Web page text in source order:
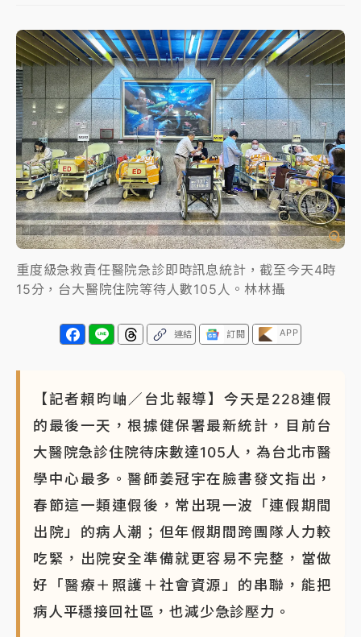
有片｜ 白海豚暴風圈逼近！新北淡水赫見龍捲風 榕樹
連根拔起
中颱白海豚風雨來了！中部以北防豪雨 今晚、明天影
響最劇烈
白海豚逼近！北市水門只出不進 未移置車輛最高罰
4800＋拖吊費
重度級急救責任醫院急診即時訊息統計，截至今天4時
15分，台大醫院住院等待人數105人。林林攝
連結 訂閱 APP
【記者賴昀岫／台北報導】今天是228連假
的最後一天，根據健保署最新統計，目前台
大醫院急診住院待床數達105人，為台北市醫
學中心最多。醫師姜冠宇在臉書發文指出，
春節這一類連假後，常出現一波「連假期間
出院」的病人潮；但年假期間跨團隊人力較
吃緊，出院安全準備就更容易不完整，當做
好「醫療＋照護＋社會資源」的串聯，能把
病人平穩接回社區，也減少急診壓力。